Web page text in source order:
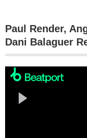
Paul Render,
Dani Balaguer